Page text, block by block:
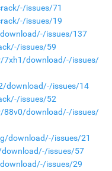
issues/71
issues/19
issues/137
issues/59
7xh1/download/-/issues/
download/-/issues/14
issues/52
88v0/download/-/issues/
download/-/issues/21
issues/57
issues/29